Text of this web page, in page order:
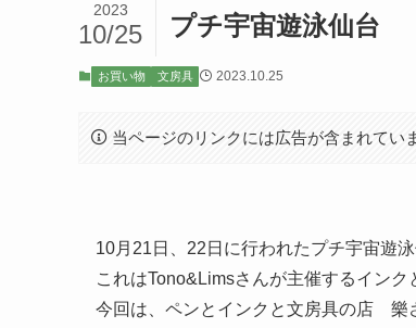
プチ宇宙遊泳仙台
2023
10/25
お買い物 文房具 2023.10.25
当ページのリンクには広告が含まれてい
10月21日、22日に行われたプチ宇宙遊
これはTono&Limsさんが主催するインク
今回は、ペンとインクと文房具の店 樂